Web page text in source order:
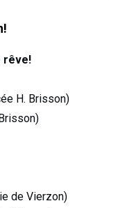
rêve!
H. Brisson)
de Vierzon)